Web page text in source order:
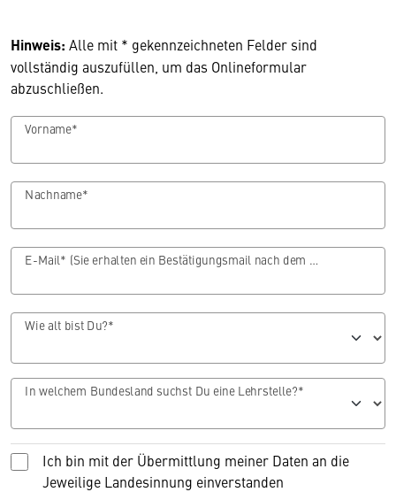
Hinweis: Alle mit * gekennzeichneten Felder sind
vollständig auszufüllen, um das Onlineformular
abzuschließen.
Vorname*
Nachname*
E-Mail* (Sie erhalten ein Bestätigungsmail nach dem Absenden Ihrer Nachricht.)
Wie alt bist Du?*
In welchem Bundesland suchst Du eine Lehrstelle?*
Ich bin mit der Übermittlung meiner Daten an die
Jeweilige Landesinnung einverstanden